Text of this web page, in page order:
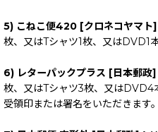
5) こねこ便420 [クロネコヤマト]
枚、又はTシャツ1枚、又はDVD1
6) レターパックプラス [日本郵政]
枚、又はTシャツ3枚、又はDVD4
受領印または署名をいただきます